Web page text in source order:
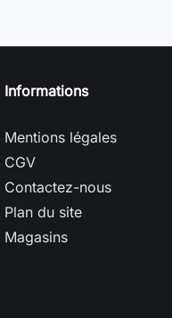
Informations
Mentions légales
CGV
Contactez-nous
Plan du site
Magasins